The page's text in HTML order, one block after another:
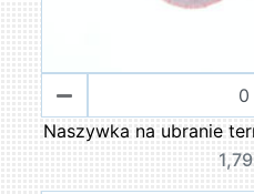
Naszywka na ubranie